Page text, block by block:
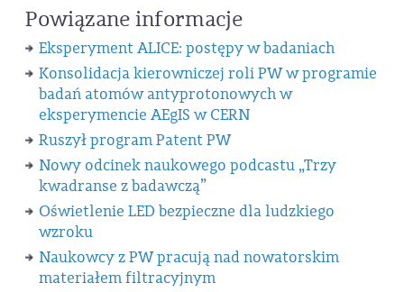
Powiązane informacje
Eksperyment ALICE: postępy w badaniach
Konsolidacja kierowniczej roli PW w programie
badań atomów antyprotonowych w
eksperymencie AEgIS w CERN
Ruszył program Patent PW
Nowy odcinek naukowego podcastu „Trzy
kwadranse z badawczą”
Oświetlenie LED bezpieczne dla ludzkiego
wzroku
Naukowcy z PW pracują nad nowatorskim
materiałem filtracyjnym